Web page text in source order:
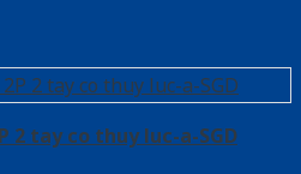
2 tay co thuy luc-a-SGD